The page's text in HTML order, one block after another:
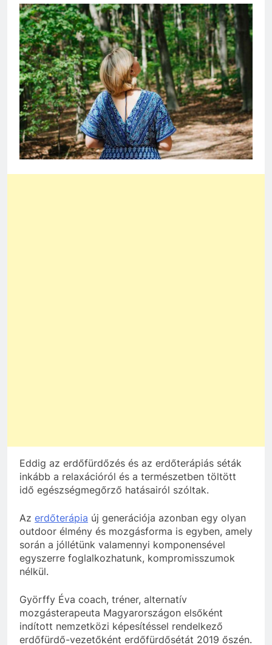
Eddig az erdőfürdőzés és az erdőterápiás séták
inkább a relaxációról és a természetben töltött
idő egészségmegőrző hatásairól szóltak.
Az erdőterápia új generációja azonban egy olyan
outdoor élmény és mozgásforma is egyben, amely
során a jóllétünk valamennyi komponensével
egyszerre foglalkozhatunk, kompromisszumok
nélkül.
Györffy Éva coach, tréner, alternatív
mozgásterapeuta Magyarországon elsőként
indított nemzetközi képesítéssel rendelkező
erdőfürdő-vezetőként erdőfürdősétát 2019 őszén.